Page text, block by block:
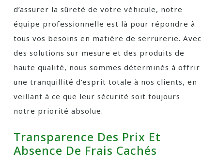
d’assurer la sûreté de votre véhicule, notre
équipe professionnelle est là pour répondre à
tous vos besoins en matière de serrurerie. Avec
des solutions sur mesure et des produits de
haute qualité, nous sommes déterminés à offrir
une tranquillité d’esprit totale à nos clients, en
veillant à ce que leur sécurité soit toujours
notre priorité absolue.
Transparence Des Prix Et
Absence De Frais Cachés